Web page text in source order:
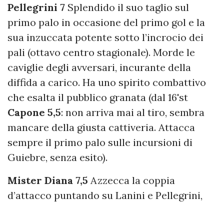
Pellegrini 7 Splendido il suo taglio sul
primo palo in occasione del primo gol e la
sua inzuccata potente sotto l’incrocio dei
pali (ottavo centro stagionale). Morde le
caviglie degli avversari, incurante della
diffida a carico. Ha uno spirito combattivo
che esalta il pubblico granata (dal 16'st
Capone 5,5: non arriva mai al tiro, sembra
mancare della giusta cattiveria. Attacca
sempre il primo palo sulle incursioni di
Guiebre, senza esito).
Mister Diana 7,5 Azzecca la coppia
d’attacco puntando su Lanini e Pellegrini,